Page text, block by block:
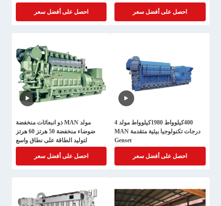
احصل على أفضل سعر احصل على أفضل سعر
400كيلوواط 1980كيلوواط مولد 4
درجات تكنولوجيا بيئية متقدمة MAN
Genset
احصل على أفضل سعر
مولد MAN ذو انبعاثات منخفضة
ضوضاء منخفضة 50 هرتز 60 هرتز
لتوليد الطاقة على نطاق واسع
احصل على أفضل سعر